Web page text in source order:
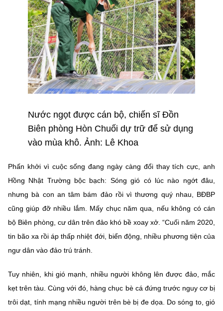
Nước ngọt được cán bộ, chiến sĩ Đồn
Biên phòng Hòn Chuối dự trữ để sử dụng
vào mùa khô. Ảnh: Lê Khoa
Phấn khởi vì cuộc sống đang ngày càng đổi thay tích cực, anh
Hồng Nhật Trường bộc bạch: Sóng gió có lúc nào ngớt đâu,
nhưng bà con an tâm bám đảo rồi vì thương quý nhau, BĐBP
cũng giúp đỡ nhiều lắm. Mấy chục năm qua, nếu không có cán
bộ Biên phòng, cư dân trên đảo khó bề xoay xở. “Cuối năm 2020,
tin bão xa rồi áp thấp nhiệt đới, biển động, nhiều phương tiện của
ngư dân vào đảo trú tránh.
Tuy nhiên, khi gió mạnh, nhiều người không lên được đảo, mắc
kẹt trên tàu. Cùng với đó, hàng chục bè cá đứng trước nguy cơ bị
trôi dạt, tính mạng nhiều người trên bè bị đe dọa. Do sóng to, gió